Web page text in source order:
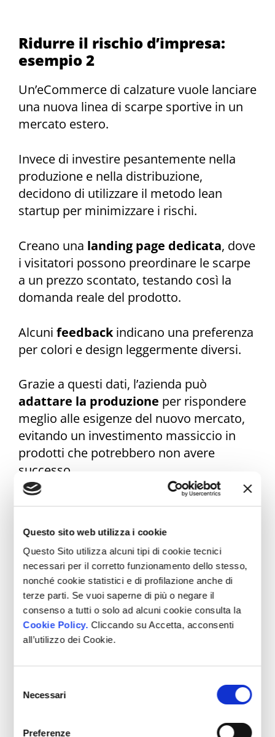
Questo sito web utilizza i cookie
Questo Sito utilizza alcuni tipi di cookie tecnici
necessari per il corretto funzionamento dello stesso,
nonché cookie statistici e di profilazione anche di
terze parti. Se vuoi saperne di più o negare il
consenso a tutti o solo ad alcuni cookie consulta la
Cookie Policy. Cliccando su Accetta, acconsenti
all’utilizzo dei Cookie.
delNecessari
Preferenze
Ridurre il rischio d’impresa:
esempio 2
Un’eCommerce di calzature vuole lanciare
una nuova linea di scarpe sportive in un
mercato estero.
Invece di investire pesantemente nella
produzione e nella distribuzione,
decidono di utilizzare il metodo lean
startup per minimizzare i rischi.
Creano una landing page dedicata, dove
i visitatori possono preordinare le scarpe
a un prezzo scontato, testando così la
domanda reale del prodotto.
Alcuni feedbackindicano una preferenza
per colori e design leggermente diversi.
Grazie a questi dati, l’azienda può
adattare la produzione per rispondere
meglio alle esigenze del nuovo mercato,
evitando un investimento massiccio in
prodotti che potrebbero non avere
successo.
esempio 3
Un’altro esempio può essere il lancio di
una nuova funzionalità su un’eCommerce.
Invece di sviluppare l’intera funzionalità in
una sola volta, il team decide di lanciare
Questa versione limitata della nuova